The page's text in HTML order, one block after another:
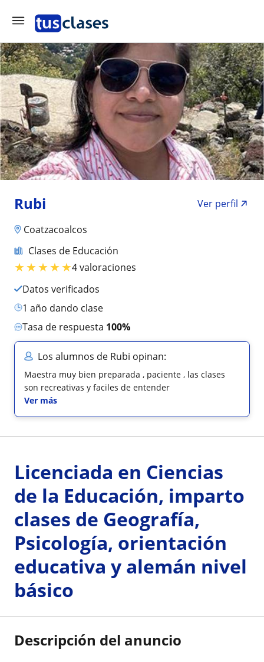
Rubi
Ver perfil
Coatzacoalcos
Clases de Educación
★★★★★4 valoraciones
Datos verificados
1 año dando clase
Tasa de respuesta 100%
Los alumnos de Rubi opinan:
Maestra muy bien preparada , paciente , las clases
son recreativas y faciles de entender
Ver más
Licenciada en Ciencias
de la Educación, imparto
clases de Geografía,
Psicología, orientación
educativa y alemán nivel
básico
Descripción del anuncio